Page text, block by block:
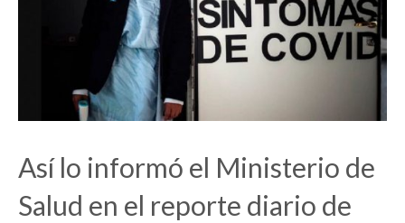
Así lo informó el Ministerio de
Salud en el reporte diario de